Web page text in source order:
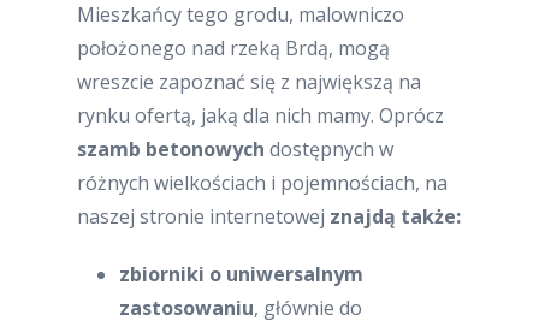
Mieszkańcy tego grodu, malowniczo
położonego nad rzeką Brdą, mogą
wreszcie zapoznać się z największą na
rynku ofertą, jaką dla nich mamy. Oprócz
szamb betonowych dostępnych w
różnych wielkościach i pojemnościach, na
naszej stronie internetowej znajdą także:
zbiorniki o uniwersalnym
zastosowaniu, głównie do